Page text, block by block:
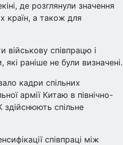
де розглянули значення
країн, а також для
військову співпрацю і
раніше не були визначені.
кадри спільних
армії Китаю в північно-
здійснюють спільне
співпраці між